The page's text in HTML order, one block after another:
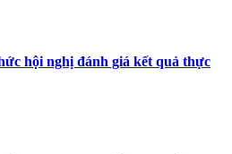
hội nghị đánh giá kết quả thực